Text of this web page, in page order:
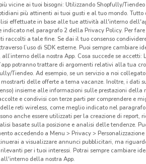
vicine ai tuoi bisogni: Utilizzando Shopfully/
più attinenti ai tuoi gusti e al tuo mondo. Tutto
effettuate in base alle tue attività all'interno
nel paragrafo 2 della Privacy Policy. Per
raccolti a tale fine. Se dai il tuo consenso
l’uso di SDK esterne. Puoi sempre cambiare
della nostra App. Cosa succede se accetti:
potranno trattare di argomenti relativi alla tua
Tiendeo. Ad esempio, se un servizio a noi
delle offerte a tema vacanze. Inoltre, i dati
insieme alle informazioni sulle prestazioni
e condivisi con terze parti per comprendere e
reti wireless, come meglio indicato nel
anche essere utilizzati per la creazione di report,
basate sulla posizione e analisi delle tendenze.
accedendo a Menu > Privacy >
a visualizzare annunci pubblicitari, ma
per i tuoi interessi. Potrai sempre cambiare
della nostra App.